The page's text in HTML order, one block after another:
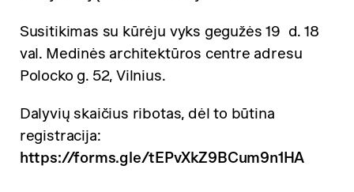
Susitikimas su kūrėju vyks gegužės 19 d. 18
val. Medinės architektūros centre adresu
Polocko g. 52, Vilnius.
Dalyvių skaičius ribotas, dėl to būtina
registracija:
https://forms.gle/tEPvXkZ9BCum9n1HA